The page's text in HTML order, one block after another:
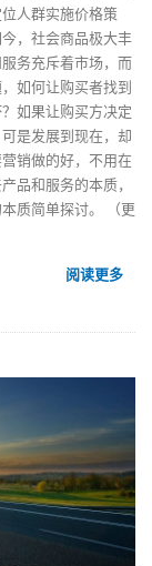
人群实施价格策
，社会商品极大丰
务充斥着市场，而
如何让购买者找到
如果让购买方决定
是发展到现在，却
销做的好，不用在
品和服务的本质，
质简单探讨。
（更
阅读更多